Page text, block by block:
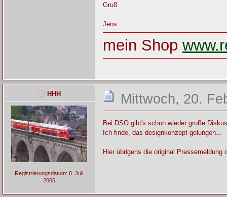
Gruß
Jens
mein Shop
HHH
Registrierungsdatum: 8. Juli
2006
Mittwoch, 20.
Bei DSO gibt's schon wieder große
Ich finde, das designkonzept gelungen...
Hier übrigens die original Pressemeldung